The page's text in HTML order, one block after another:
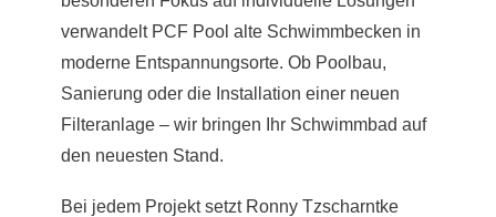
verwandelt PCF Pool alte Schwimmbecken in
moderne Entspannungsorte. Ob Poolbau,
Sanierung oder die Installation einer neuen
Filteranlage – wir bringen Ihr Schwimmbad auf
den neuesten Stand.
Bei jedem Projekt setzt Ronny Tzscharntke